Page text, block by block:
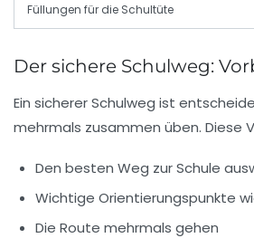
Füllungen für die Schultüte
Der sichere Schulweg:
Ein sicherer Schulweg ist
mehrmals zusammen üben. Diese
Den besten Weg zur Schule
Wichtige Orientierungspunkte
Die Route mehrmals gehen